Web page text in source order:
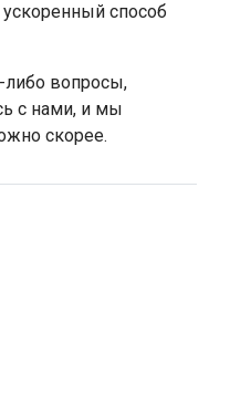
способ
либо вопросы,
с нами, и мы
скорее.